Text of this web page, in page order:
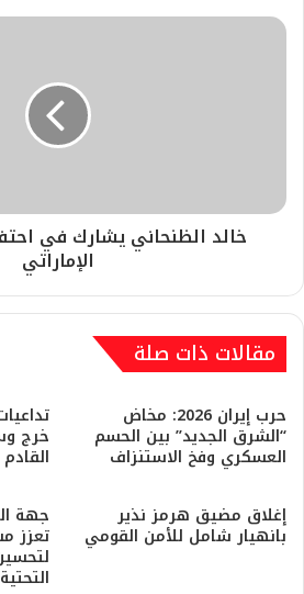
خالد الظنحاني يشارك في
الإماراتي
مقالات ذات صلة
حرب إيران 2026: مخاض
“الشرق الجديد” بين الحسم
العسكري وفخ الاستنزاف
خرج
القادم
إغلاق مضيق هرمز نذير
بانهيار شامل للأمن القومي
جهة
تعزز
التحتية